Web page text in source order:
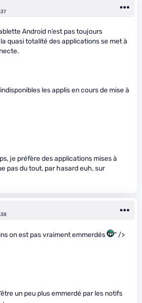
Android n’est pas toujours
quasi totalité des applications se met à
les applis en cours de mise à
je préfère des applications mises à
pas du tout, par hasard euh, sur
on est pas vraiment emmerdés " />
un peu plus emmerdé par les notifs